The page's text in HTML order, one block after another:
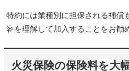
特約には業種別に担保される補償
容を理解して加入することをお勧
火災保険の保険料を大